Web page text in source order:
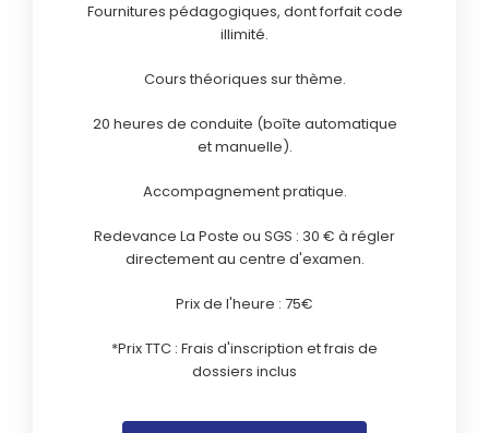
Fournitures pédagogiques, dont forfait code
illimité.
Cours théoriques sur thème.
20 heures de conduite (boîte automatique
et manuelle).
Accompagnement pratique.
Redevance La Poste ou SGS : 30 € à régler
directement au centre d'examen.
Prix de l'heure : 75€
*Prix TTC : Frais d'inscription et frais de
dossiers inclus